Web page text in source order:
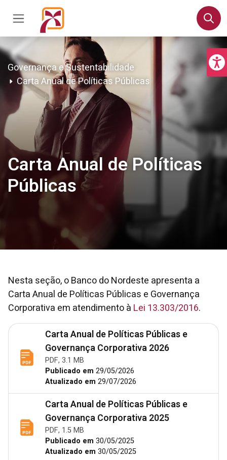
Governança e Sustentabilidade
Carta Anual de Políticas Públicas
Carta Anual de Políticas
Públicas
Nesta seção, o Banco do Nordeste apresenta a
Carta Anual de Políticas Públicas e Governança
Corporativa em atendimento à Lei 13.303/2016.
Carta Anual de Políticas Públicas e
Governança Corporativa 2026
PDF, 3.1 MB
Publicado em 29/05/2026
Atualizado em 29/07/2026
Carta Anual de Políticas Públicas e
Governança Corporativa 2025
PDF, 1.5 MB
Publicado em 30/05/2025
Atualizado em 30/05/2025